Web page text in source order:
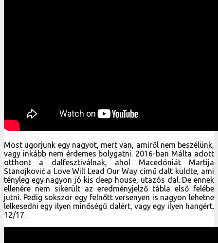
Most ugorjunk egy nagyot, mert van, amiről nem beszélünk,
vagy inkább nem érdemes bolygatni. 2016-ban Málta adott
otthont a dalfesztiválnak, ahol Macedóniát Martija
Stanojković a Love Will Lead Our Way című dalt küldte, ami
tényleg egy nagyon jó kis deep house, utazós dal. De ennek
ellenére nem sikerült az eredményjelző tábla első felébe
jutni. Pedig sokszor egy felnőtt versenyen is nagyon lehetne
lelkesedni egy ilyen minőségű dalért, vagy egy ilyen hangért.
12/17.